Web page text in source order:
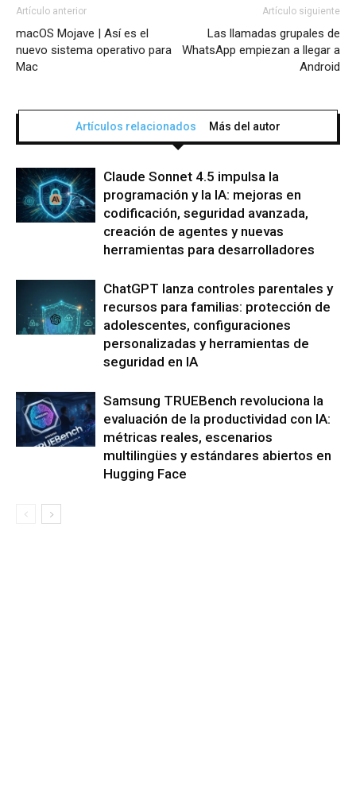
Artículo anterior
macOS Mojave | Así es el
nuevo sistema operativo para
Mac
Artículo siguiente
Las llamadas grupales de
WhatsApp empiezan a llegar a
Android
Artículos relacionados Más del autor
Claude Sonnet 4.5 impulsa la
programación y la IA: mejoras en
codificación, seguridad avanzada,
creación de agentes y nuevas
herramientas para desarrolladores
ChatGPT lanza controles parentales y
recursos para familias: protección de
adolescentes, configuraciones
personalizadas y herramientas de
seguridad en IA
Samsung TRUEBench revoluciona la
evaluación de la productividad con IA:
métricas reales, escenarios
multilingües y estándares abiertos en
Hugging Face